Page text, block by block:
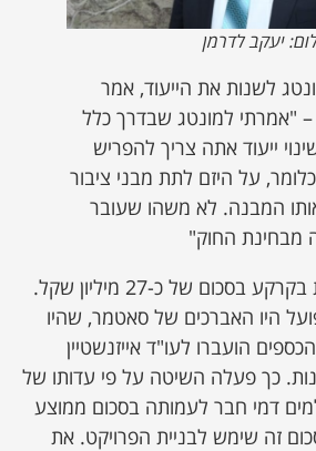
יעקב לדרמן
לשנות את הייעוד, אמר
"אמרתי למונטג שבדרך כלל
ייעוד אתה צריך להפריש
על היזם לתת מבני ציבור
המבנה. לא משהו שעובר
מבחינת החוק"
ולדמן קנה את הזכויות בקרקע בסכום של כ-27 מיליון שקל.
היו האברכים של סאטמר, שהיו
הועברו לעו"ד אייזנשטיין
כך פעלה השיטה על פי עדותו של
דמי חבר לעמותה בסכום ממוצע
סכום זה שימש לבניית הפרויקט. את